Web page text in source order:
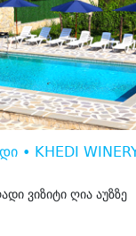
• KHEDI
ვიზიტი ღია აუზზე